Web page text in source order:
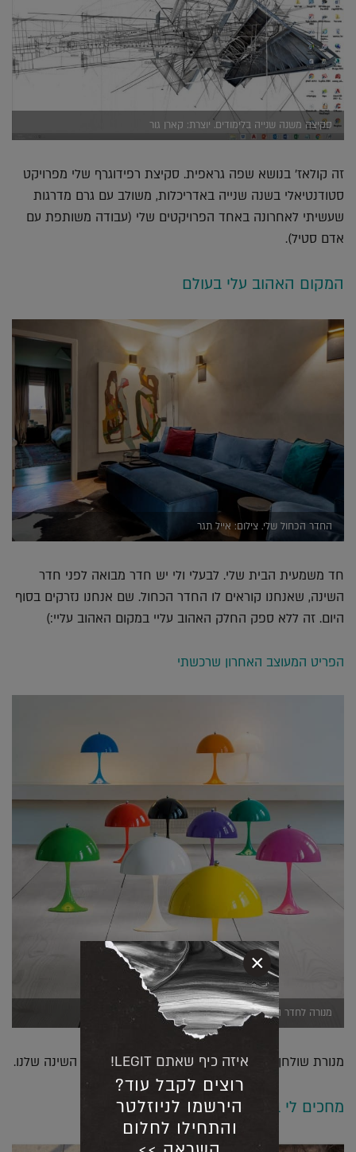
סקיצה משנה שנייה בלימודים. יוצרת: קארן גור
זה קולאז' בנושא שפה גראפית. סקיצת רפידוגרף שלי מפרויקט
סטודנטיאלי בשנה שנייה באדריכלות, משולב עם גרם מדרגות
שעשיתי לאחרונה באחד הפרויקטים שלי (עבודה משותפת עם
אדם סטיל).
המקום האהוב עלי בעולם
החדר הכחול שלי. צילום: אייל תגר
חד משמעית הבית שלי. לבעלי ולי יש חדר מבואה לפני חדר
השינה, שאנחנו קוראים לו החדר הכחול. שם אנחנו נזרקים בסוף
היום. זה ללא ספק החלק האהוב עליי במקום האהוב עליי:)
הפריט המעוצב האחרון שרכשתי
מנורה לחדר השינה. באדיבות: קרני תכלת
מנורת שולחן של Louis Poulsen בצבע כתום לחדר השינה שלנו.
מחכים לי בבית
איזה כיף שאתם LEGIT!
רוצים לקבל עוד?
הירשמו לניוזלטר
והתחילו לחלום
×